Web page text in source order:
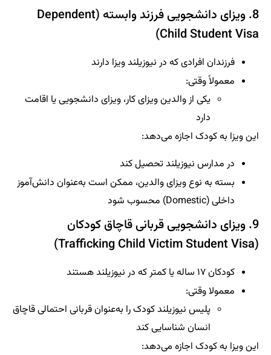
8. ویزای دانشجویی فرزند وابسته (Dependent
Child Student Visa)
فرزندان افرادی که در نیوزیلند ویزا دارند
معمولاً وقتی:
یکی از والدین ویزای کار، ویزای دانشجویی یا اقامت
دارد
این ویزا به کودک اجازه می‌دهد:
در مدارس نیوزیلند تحصیل کند
بسته به نوع ویزای والدین، ممکن است به‌عنوان دانش‌آموز
داخلی (Domestic) محسوب شود
9. ویزای دانشجویی قربانی قاچاق کودکان
(Trafficking Child Victim Student Visa)
کودکان ۱۷ ساله یا کمتر که در نیوزیلند هستند
معمولا وقتی:
پلیس نیوزیلند کودک را به‌عنوان قربانی احتمالی قاچاق
انسان شناسایی کند
این ویزا به کودک اجازه می‌دهد: